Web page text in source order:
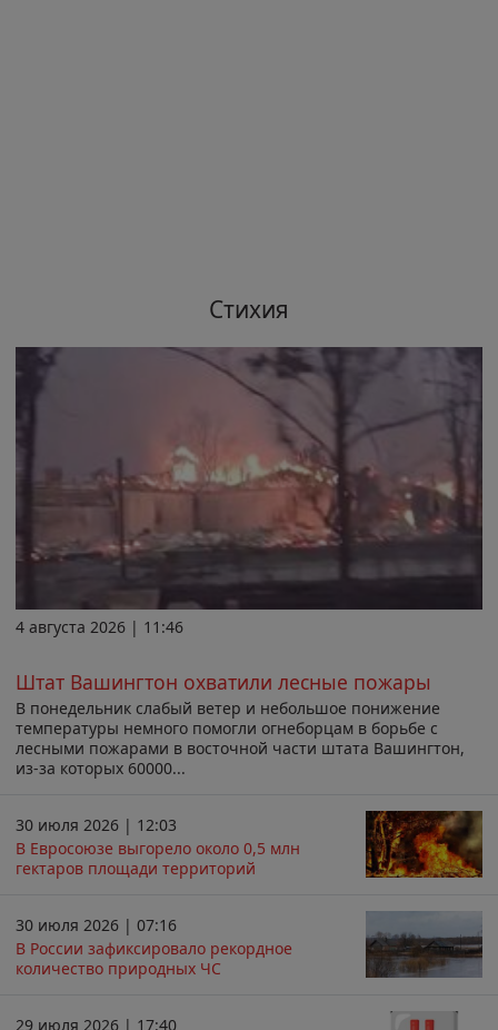
Стихия
4 августа 2026 | 11:46
Штат Вашингтон охватили лесные пожары
В понедельник слабый ветер и небольшое понижение
температуры немного помогли огнеборцам в борьбе с
лесными пожарами в восточной части штата Вашингтон,
из-за которых 60000...
30 июля 2026 | 12:03
В Евросоюзе выгорело около 0,5 млн
гектаров площади территорий
30 июля 2026 | 07:16
В России зафиксировало рекордное
количество природных ЧС
29 июля 2026 | 17:40